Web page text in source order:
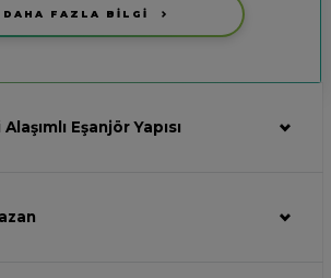
DAHA FAZLA BİLGİ
Eşanjör Yapısı